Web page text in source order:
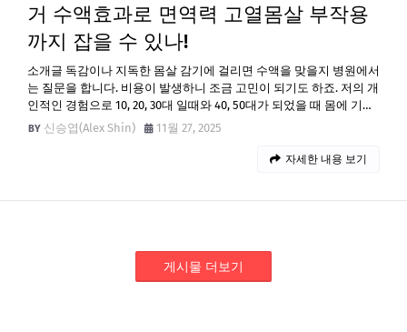
거 수액효과로 면역력 고열몸살 부작용
까지 잡을 수 있나!
소개글 독감이나 지독한 몸살 감기에 걸리면 수액을 맞을지 병원에서
는 질문을 합니다. 비용이 발생하니 조금 고민이 되기도 하죠. 저의 개
인적인 경험으로 10, 20, 30대 일때와 40, 50대가 되었을 때 몸에 기…
신승엽(Alex Shin)
11월 27, 2025
자세한 내용 보기
게시물 더보기